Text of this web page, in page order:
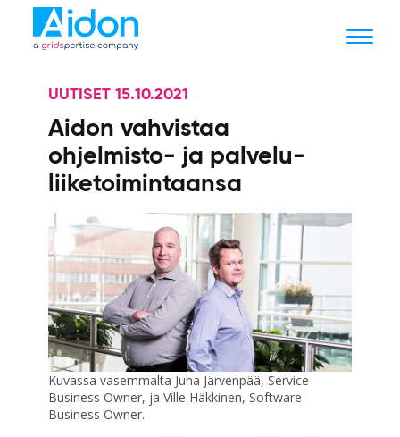
UUTISET 15.10.2021
Aidon vahvistaa
ohjelmisto- ja palvelu­
liiketoimintaansa
Kuvassa vasemmalta Juha Järvenpää, Service
Business Owner, ja Ville Häkkinen, Software
Business Owner.